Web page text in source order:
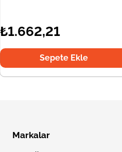
₺1.662,21
Sepete Ekle
Markalar